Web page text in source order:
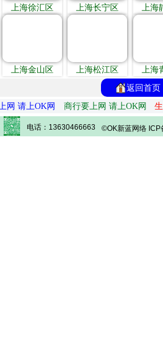
上海徐汇区 上海长宁区 上海
上海金山区 上海松江区 上海
返回首页
网 请上OK网 商行要上网 请上OK网
电话：13630466663 ©OK新蓝网络